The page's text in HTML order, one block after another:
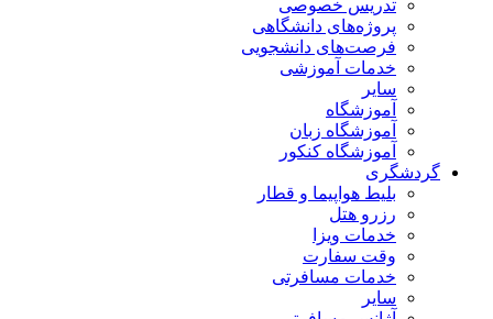
تدریس خصوصی
پروژه‌های دانشگاهی
فرصت‌های دانشجویی
خدمات آموزشی
سایر
آموزشگاه
آموزشگاه زبان
آموزشگاه کنکور
گردشگری
بلیط هواپیما و قطار
رزرو هتل
خدمات ویزا
وقت سفارت
خدمات مسافرتی
سایر